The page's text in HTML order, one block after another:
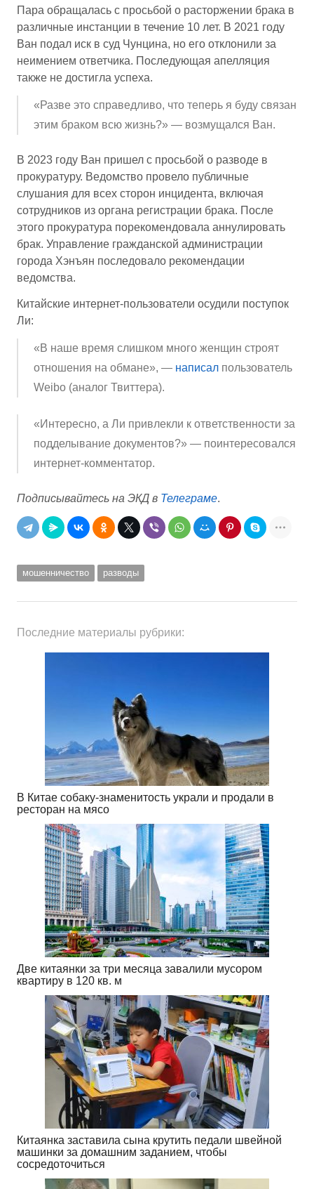
Пара обращалась с просьбой о расторжении брака в
различные инстанции в течение 10 лет. В 2021 году
Ван подал иск в суд Чунцина, но его отклонили за
неимением ответчика. Последующая апелляция
также не достигла успеха.
«Разве это справедливо, что теперь я буду связан
этим браком всю жизнь?» — возмущался Ван.
В 2023 году Ван пришел с просьбой о разводе в
прокуратуру. Ведомство провело публичные
слушания для всех сторон инцидента, включая
сотрудников из органа регистрации брака. После
этого прокуратура порекомендовала аннулировать
брак. Управление гражданской администрации
города Хэнъян последовало рекомендации
ведомства.
Китайские интернет-пользователи осудили поступок
Ли:
«В наше время слишком много женщин строят
отношения на обмане», — написал пользователь
Weibo (аналог Твиттера).
«Интересно, а Ли привлекли к ответственности за
подделывание документов?» — поинтересовался
интернет-комментатор.
Подписывайтесь на ЭКД в Телеграме.
мошенничество разводы
Последние материалы рубрики:
В Китае собаку-знаменитость украли и продали в
ресторан на мясо
Две китаянки за три месяца завалили мусором
квартиру в 120 кв. м
Китаянка заставила сына крутить педали швейной
машинки за домашним заданием, чтобы
сосредоточиться